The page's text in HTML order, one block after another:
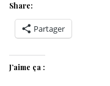
Share:
Partager
J’aime ça :